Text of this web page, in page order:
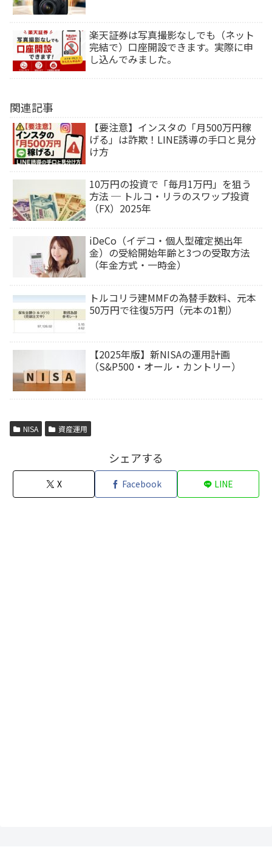
楽天証券は写真撮影なしでも（ネット
完結で）口座開設できます。実際に申
し込んでみました。
関連記事
【要注意】インスタの「月500万円稼
げる」は詐欺！LINE誘導の手口と見分
け方
10万円の投資で「毎月1万円」を狙う
方法 ─ トルコ・リラのスワップ投資
（FX）2025年
iDeCo（イデコ・個人型確定拠出年
金）の受給開始年齢と3つの受取方法
（年金方式・一時金）
トルコリラ建MMFの為替手数料、元本
50万円で往復5万円（元本の1割）
【2025年版】新NISAの運用計画
（S&P500・オール・カントリー）
NISA 資産運用
シェアする
X Facebook LINE